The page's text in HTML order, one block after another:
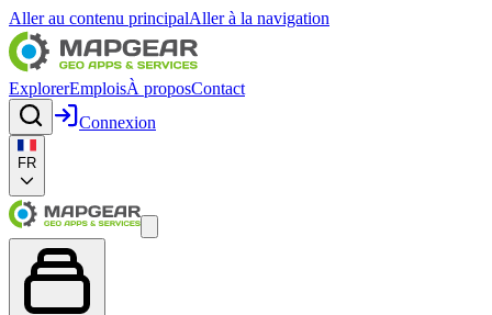
Aller au contenu principalAller à la navigation
ExplorerEmploisÀ proposContact
Connexion
FR